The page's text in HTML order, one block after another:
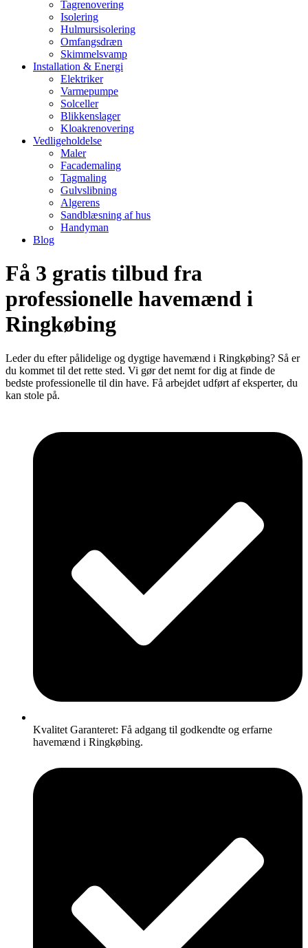
Tagrenovering
Isolering
Hulmursisolering
Omfangsdræn
Skimmelsvamp
Installation & Energi
Elektriker
Varmepumpe
Solceller
Blikkenslager
Kloakrenovering
Vedligeholdelse
Maler
Facademaling
Tagmaling
Gulvslibning
Algerens
Sandblæsning af hus
Handyman
Blog
Få 3 gratis tilbud fra
professionelle havemænd i
Ringkøbing
Leder du efter pålidelige og dygtige havemænd i Ringkøbing? Så er
du kommet til det rette sted. Vi gør det nemt for dig at finde de
bedste professionelle til din have. Få arbejdet udført af eksperter, du
kan stole på.
Kvalitet Garanteret: Få adgang til godkendte og erfarne
havemænd i Ringkøbing.